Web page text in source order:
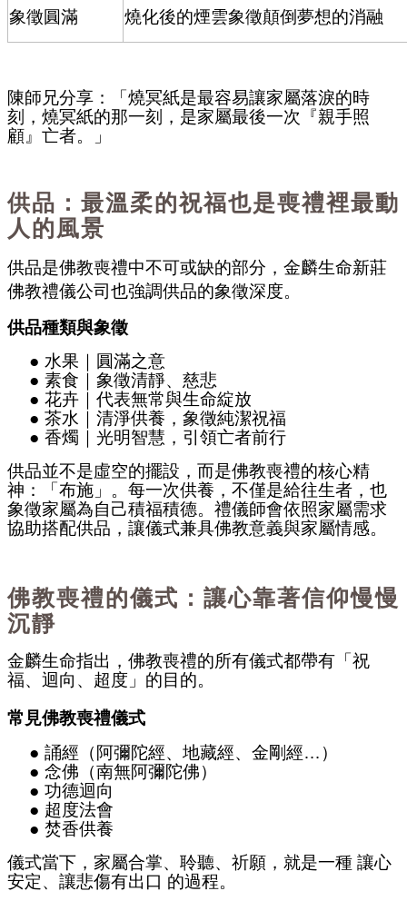
象徵圓滿 燒化後的煙雲象徵顛倒夢想的消融
陳師兄分享：「燒冥紙是最容易讓家屬落淚的時
刻，燒冥紙的那一刻，是家屬最後一次『親手照
顧』亡者。」
供品：最溫柔的祝福也是喪禮裡最動
人的風景
供品是佛教喪禮中不可或缺的部分，金麟生命新莊
佛教禮儀公司也強調供品的象徵深度。
供品種類與象徵
● 水果｜圓滿之意
● 素食｜象徵清靜、慈悲
● 花卉｜代表無常與生命綻放
● 茶水｜清淨供養，象徵純潔祝福
● 香燭｜光明智慧，引領亡者前行
供品並不是虛空的擺設，而是佛教喪禮的核心精
神：「布施」。每一次供養，不僅是給往生者，也
象徵家屬為自己積福積德。禮儀師會依照家屬需求
協助搭配供品，讓儀式兼具佛教意義與家屬情感。
佛教喪禮的儀式：讓心靠著信仰慢慢
沉靜
金麟生命指出，佛教喪禮的所有儀式都帶有「祝
福、迴向、超度」的目的。
常見佛教喪禮儀式
● 誦經（阿彌陀經、地藏經、金剛經… ）
● 念佛（南無阿彌陀佛）
● 功德迴向
● 超度法會
● 焚香供養
儀式當下，家屬合掌、聆聽、祈願，就是一種 讓心
安定、讓悲傷有出口 的過程。